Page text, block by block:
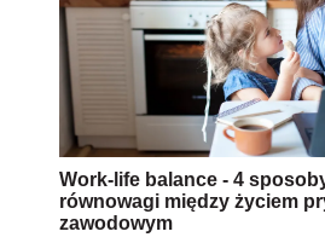
Work-life balance - 4
równowagi między życiem
zawodowym